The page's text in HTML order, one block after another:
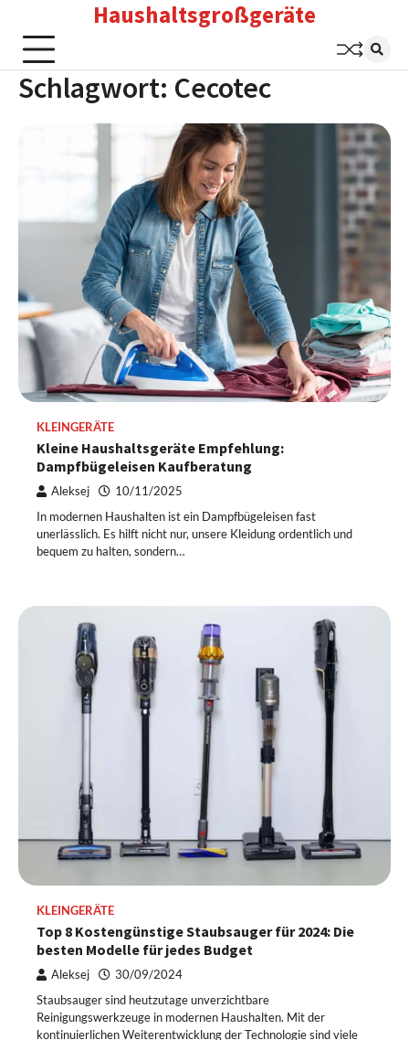
content
Haushaltsgroßgeräte
Schlagwort: Cecotec
KLEINGERÄTE
Kleine Haushaltsgeräte Empfehlung:
Dampfbügeleisen Kaufberatung
Aleksej 10/11/2025
In modernen Haushalten ist ein Dampfbügeleisen fast
unerlässlich. Es hilft nicht nur, unsere Kleidung ordentlich und
bequem zu halten, sondern…
KLEINGERÄTE
Top 8 Kostengünstige Staubsauger für 2024: Die
besten Modelle für jedes Budget
Aleksej 30/09/2024
Staubsauger sind heutzutage unverzichtbare
Reinigungswerkzeuge in modernen Haushalten. Mit der
kontinuierlichen Weiterentwicklung der Technologie sind viele